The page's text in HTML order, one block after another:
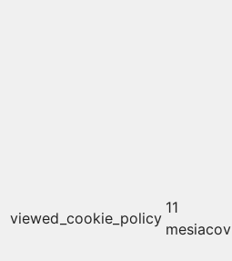
viewed_cookie_policy
11
mesiacov